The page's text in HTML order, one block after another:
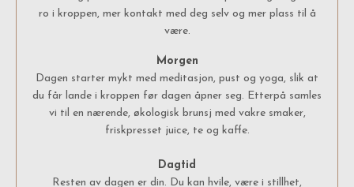
ro i kroppen, mer kontakt med deg selv og mer plass til å
være.
Morgen
Dagen starter mykt med meditasjon, pust og yoga, slik at
du får lande i kroppen før dagen åpner seg. Etterpå samles
vi til en nærende, økologisk brunsj med vakre smaker,
friskpresset juice, te og kaffe.
Dagtid
Resten av dagen er din. Du kan hvile, være i stillhet,